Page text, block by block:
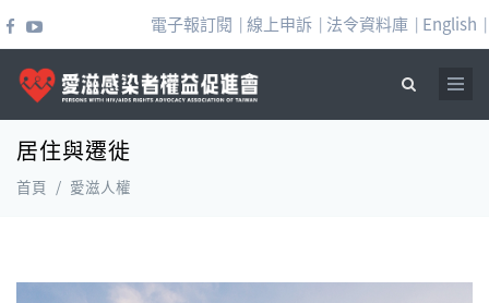
電子報訂閱 | 線上申訴 | 法令資料庫 | English |
搜尋表單
居住與遷徙
首頁 / 愛滋人權